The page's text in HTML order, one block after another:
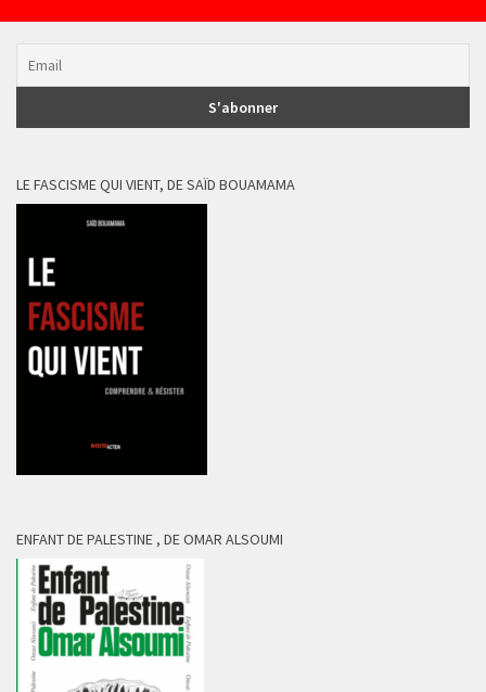
LE FASCISME QUI VIENT, DE SAÏD BOUAMAMA
ENFANT DE PALESTINE , DE OMAR ALSOUMI